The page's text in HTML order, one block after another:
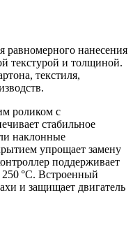
равномерного нанесения
текстурой и толщиной.
текстиля,
роликом с
стабильное
наклонные
упрощает замену
поддерживает
°C. Встроенный
и защищает двигатель